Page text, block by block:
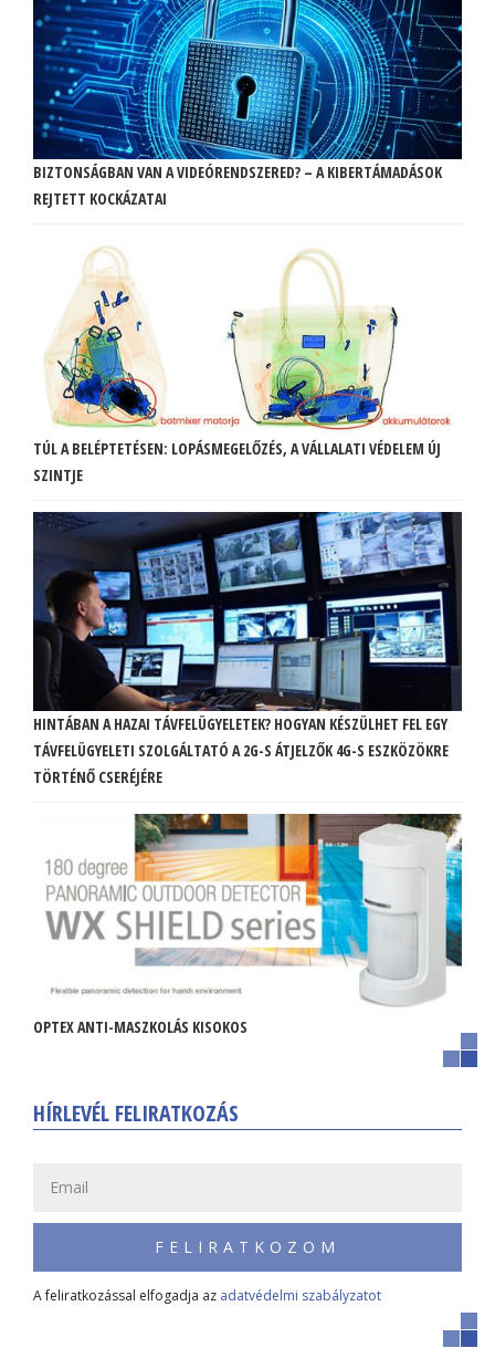
BIZTONSÁGBAN VAN A VIDEÓRENDSZERED? – A KIBERTÁMADÁSOK
REJTETT KOCKÁZATAI
TÚL A BELÉPTETÉSEN: LOPÁSMEGELŐZÉS, A VÁLLALATI VÉDELEM ÚJ
SZINTJE
HINTÁBAN A HAZAI TÁVFELÜGYELETEK? HOGYAN KÉSZÜLHET FEL EGY
TÁVFELÜGYELETI SZOLGÁLTATÓ A 2G-S ÁTJELZŐK 4G-S ESZKÖZÖKRE
TÖRTÉNŐ CSERÉJÉRE
OPTEX ANTI-MASZKOLÁS KISOKOS
HÍRLEVÉL FELIRATKOZÁS
FELIRATKOZOM
A feliratkozással elfogadja az adatvédelmi szabályzatot